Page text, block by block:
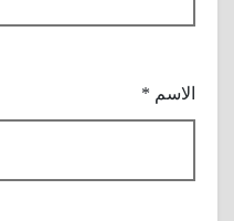
الاسم *